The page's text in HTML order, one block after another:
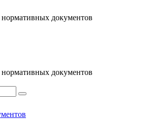
документов
документов